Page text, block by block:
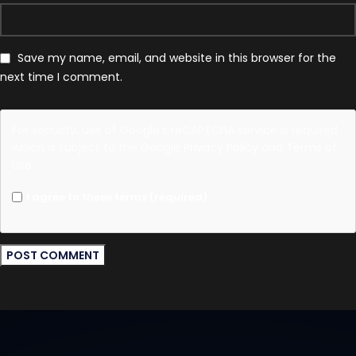
Save my name, email, and website in this browser for the
next time I comment.